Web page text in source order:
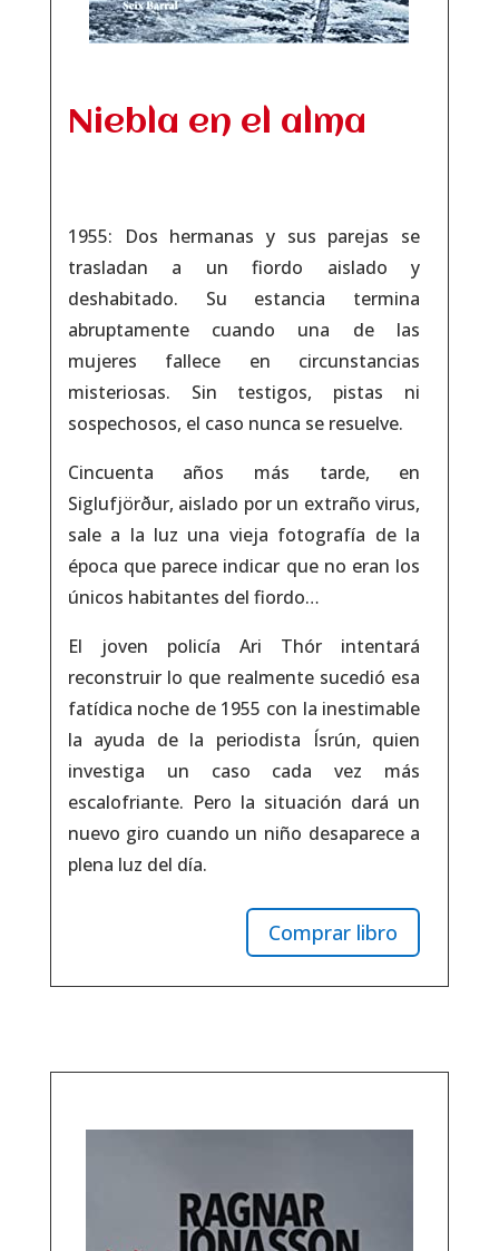
Niebla en el alma
1955: Dos hermanas y sus parejas se
trasladan a un fiordo aislado y
deshabitado. Su estancia termina
abruptamente cuando una de las
mujeres fallece en circunstancias
misteriosas. Sin testigos, pistas ni
sospechosos, el caso nunca se resuelve.
Cincuenta años más tarde, en
Siglufjörður, aislado por un extraño virus,
sale a la luz una vieja fotografía de la
época que parece indicar que no eran los
únicos habitantes del fiordo…
El joven policía Ari Thór intentará
reconstruir lo que realmente sucedió esa
fatídica noche de 1955 con la inestimable
la ayuda de la periodista Ísrún, quien
investiga un caso cada vez más
escalofriante. Pero la situación dará un
nuevo giro cuando un niño desaparece a
plena luz del día.
Comprar libro